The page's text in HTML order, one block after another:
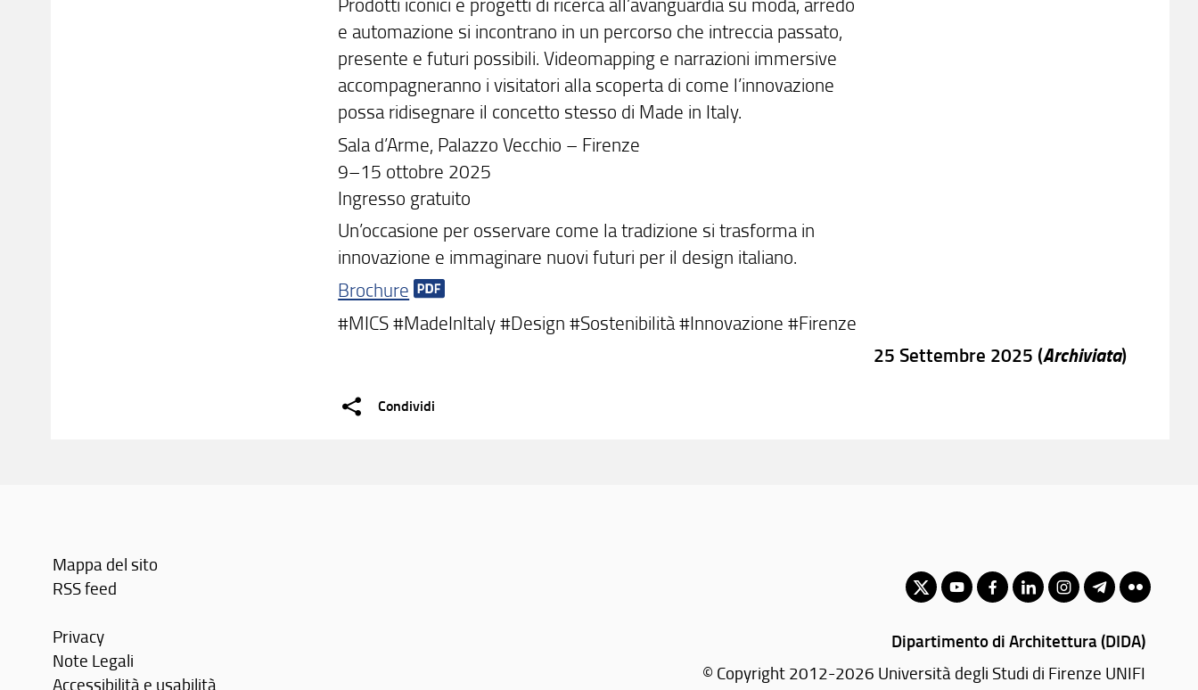
e automazione si incontrano in un percorso che intreccia passato,
presente e futuri possibili. Videomapping e narrazioni immersive
accompagneranno i visitatori alla scoperta di come l’innovazione
possa ridisegnare il concetto stesso di Made in Italy.
Sala d’Arme, Palazzo Vecchio – Firenze
9–15 ottobre 2025
Ingresso gratuito
Un’occasione per osservare come la tradizione si trasforma in
innovazione e immaginare nuovi futuri per il design italiano.
Brochure
#MICS #MadeInItaly #Design #Sostenibilità #Innovazione #Firenze
25 Settembre 2025 (Archiviata)
Condividi
Mappa del sito
RSS feed
Privacy
Note Legali
Accessibilità e usabilità
Dipartimento di Architettura (DIDA)
© Copyright 2012-2026 Università degli Studi di Firenze UNIFI